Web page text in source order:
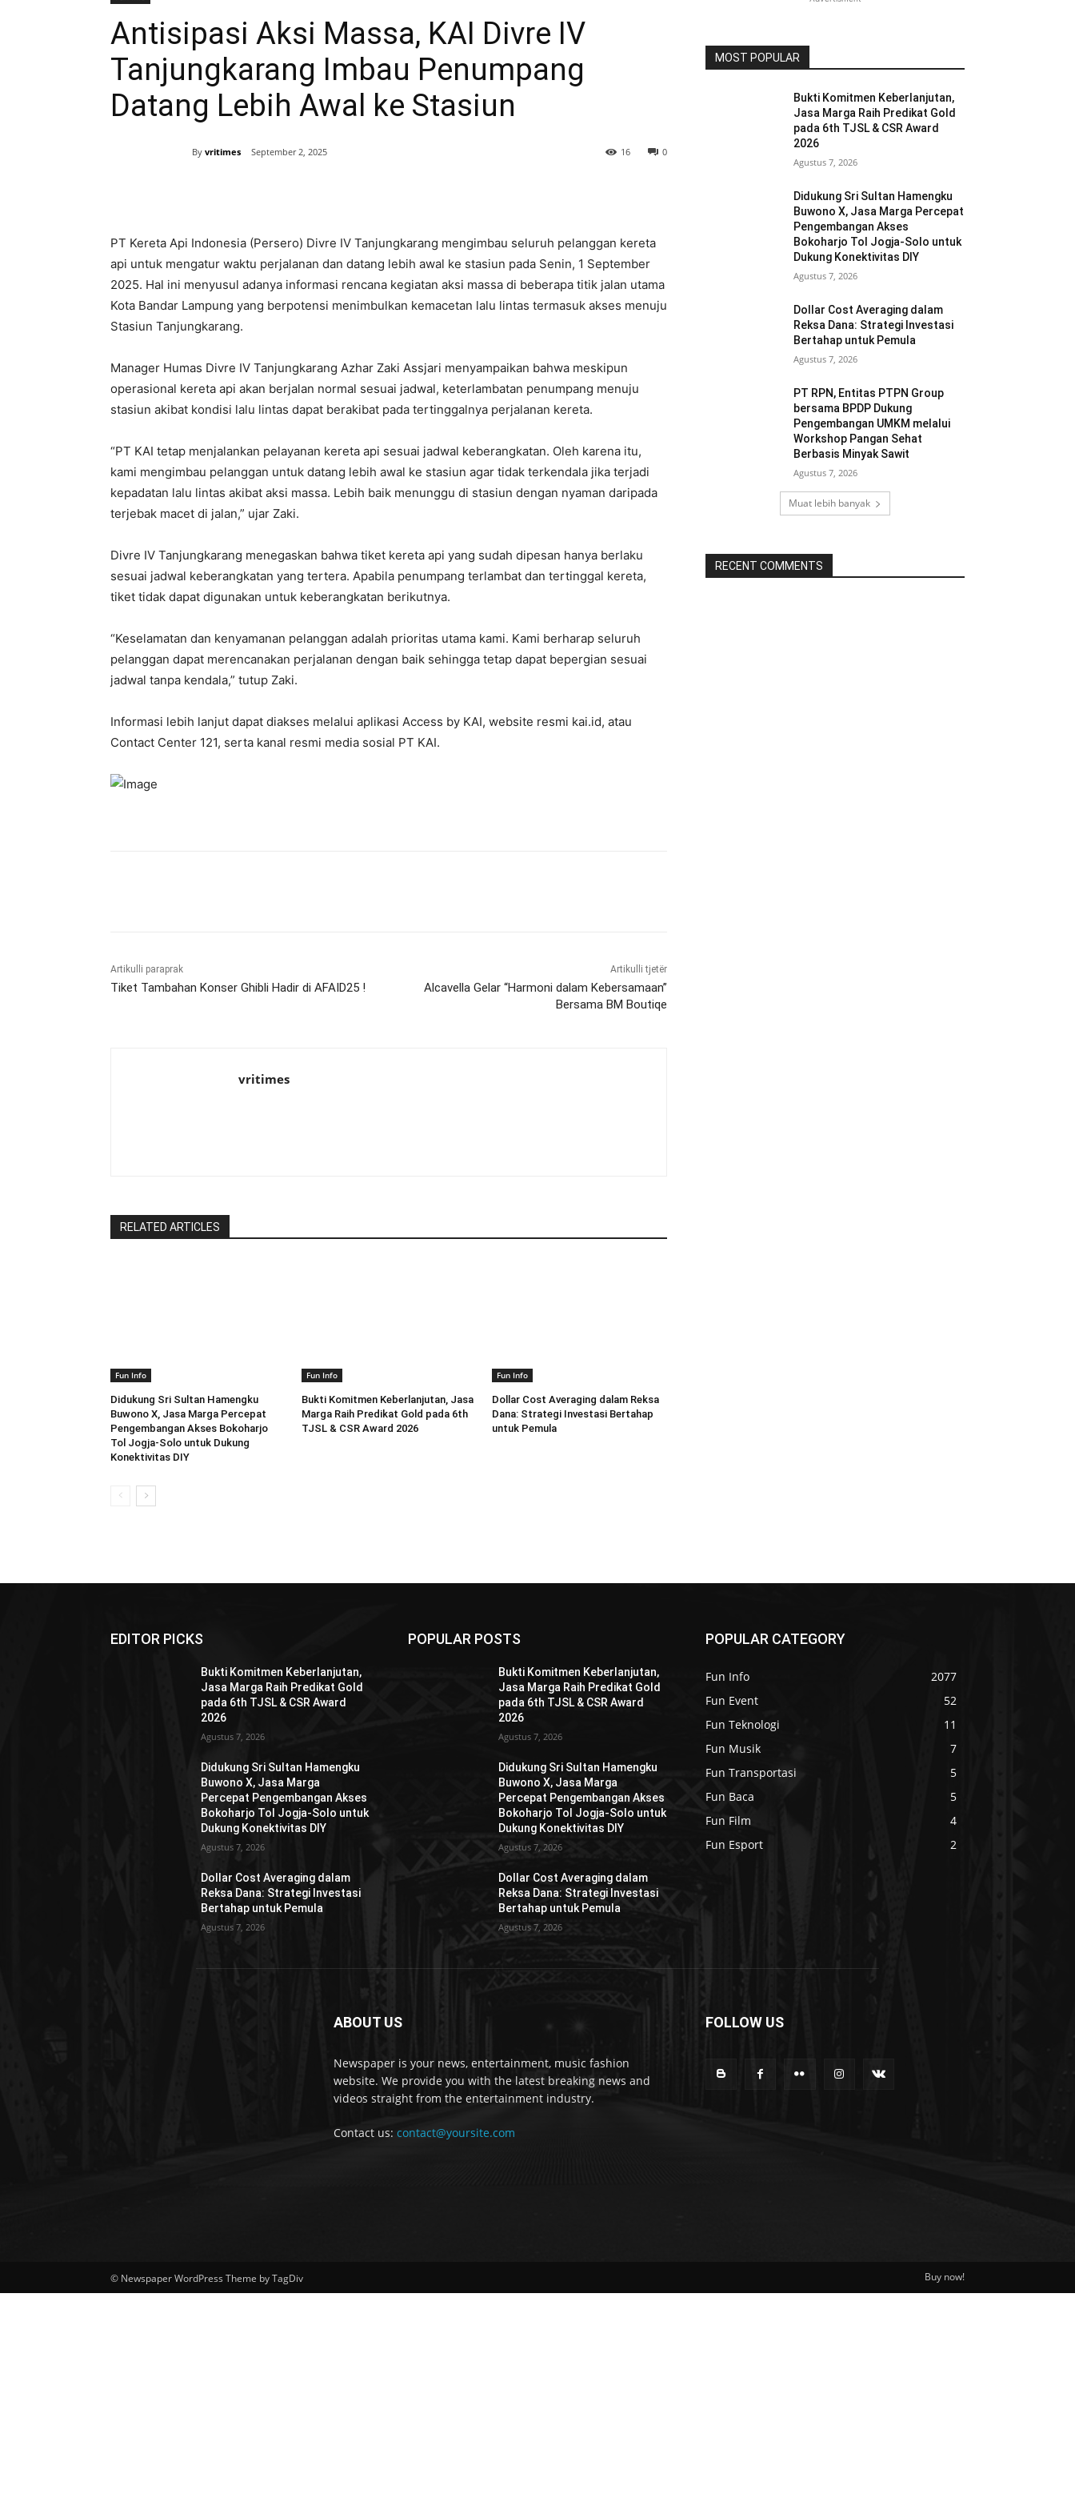
Antisipasi Aksi Massa, KAI Divre IV
Tanjungkarang Imbau Penumpang
Datang Lebih Awal ke Stasiun
By vritimes September 2, 2025 0
16
PT Kereta Api Indonesia (Persero) Divre IV Tanjungkarang mengimbau seluruh pelanggan kereta
api untuk mengatur waktu perjalanan dan datang lebih awal ke stasiun pada Senin, 1 September
2025. Hal ini menyusul adanya informasi rencana kegiatan aksi massa di beberapa titik jalan utama
Kota Bandar Lampung yang berpotensi menimbulkan kemacetan lalu lintas termasuk akses menuju
Stasiun Tanjungkarang.
Manager Humas Divre IV Tanjungkarang Azhar Zaki Assjari menyampaikan bahwa meskipun
operasional kereta api akan berjalan normal sesuai jadwal, keterlambatan penumpang menuju
stasiun akibat kondisi lalu lintas dapat berakibat pada tertinggalnya perjalanan kereta.
“PT KAI tetap menjalankan pelayanan kereta api sesuai jadwal keberangkatan. Oleh karena itu,
kami mengimbau pelanggan untuk datang lebih awal ke stasiun agar tidak terkendala jika terjadi
kepadatan lalu lintas akibat aksi massa. Lebih baik menunggu di stasiun dengan nyaman daripada
terjebak macet di jalan,” ujar Zaki.
Divre IV Tanjungkarang menegaskan bahwa tiket kereta api yang sudah dipesan hanya berlaku
sesuai jadwal keberangkatan yang tertera. Apabila penumpang terlambat dan tertinggal kereta,
tiket tidak dapat digunakan untuk keberangkatan berikutnya.
“Keselamatan dan kenyamanan pelanggan adalah prioritas utama kami. Kami berharap seluruh
pelanggan dapat merencanakan perjalanan dengan baik sehingga tetap dapat bepergian sesuai
jadwal tanpa kendala,” tutup Zaki.
Informasi lebih lanjut dapat diakses melalui aplikasi Access by KAI, website resmi kai.id, atau
Contact Center 121, serta kanal resmi media sosial PT KAI.
Artikulli paraprak
Tiket Tambahan Konser Ghibli Hadir di AFAID25 !
Artikulli tjetër
Alcavella Gelar “Harmoni dalam Kebersamaan”
Bersama BM Boutiqe
vritimes
RELATED ARTICLES
Fun Info
Didukung Sri Sultan Hamengku
Buwono X, Jasa Marga Percepat
Pengembangan Akses Bokoharjo
Tol Jogja-Solo untuk Dukung
Konektivitas DIY
Fun Info
Bukti Komitmen Keberlanjutan, Jasa
Marga Raih Predikat Gold pada 6th
TJSL & CSR Award 2026
Fun Info
Dollar Cost Averaging dalam Reksa
Dana: Strategi Investasi Bertahap
untuk Pemula
MOST POPULAR
Bukti Komitmen Keberlanjutan,
Jasa Marga Raih Predikat Gold
pada 6th TJSL & CSR Award
2026
Agustus 7, 2026
Didukung Sri Sultan Hamengku
Buwono X, Jasa Marga Percepat
Pengembangan Akses
Bokoharjo Tol Jogja-Solo untuk
Dukung Konektivitas DIY
Agustus 7, 2026
Dollar Cost Averaging dalam
Reksa Dana: Strategi Investasi
Bertahap untuk Pemula
Agustus 7, 2026
PT RPN, Entitas PTPN Group
bersama BPDP Dukung
Pengembangan UMKM melalui
Workshop Pangan Sehat
Berbasis Minyak Sawit
Agustus 7, 2026
Muat lebih banyak
RECENT COMMENTS
EDITOR PICKS
Bukti Komitmen Keberlanjutan,
Jasa Marga Raih Predikat Gold
pada 6th TJSL & CSR Award
2026
Agustus 7, 2026
Didukung Sri Sultan Hamengku
Buwono X, Jasa Marga
Percepat Pengembangan Akses
Bokoharjo Tol Jogja-Solo untuk
Dukung Konektivitas DIY
Agustus 7, 2026
Dollar Cost Averaging dalam
Reksa Dana: Strategi Investasi
Bertahap untuk Pemula
Agustus 7, 2026
POPULAR POSTS
Bukti Komitmen Keberlanjutan,
Jasa Marga Raih Predikat Gold
pada 6th TJSL & CSR Award
2026
Agustus 7, 2026
Didukung Sri Sultan Hamengku
Buwono X, Jasa Marga
Percepat Pengembangan Akses
Bokoharjo Tol Jogja-Solo untuk
Dukung Konektivitas DIY
Agustus 7, 2026
Dollar Cost Averaging dalam
Reksa Dana: Strategi Investasi
Bertahap untuk Pemula
Agustus 7, 2026
POPULAR CATEGORY
Fun Info
2077
Fun Event
52
Fun Teknologi
11
Fun Musik
7
Fun Transportasi
5
Fun Baca
5
Fun Film
4
Fun Esport
2
ABOUT US
Newspaper is your news, entertainment, music fashion
website. We provide you with the latest breaking news and
videos straight from the entertainment industry.
Contact us: contact@yoursite.com
FOLLOW US
© Newspaper WordPress Theme by TagDiv Buy now!